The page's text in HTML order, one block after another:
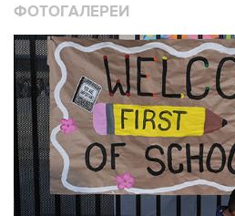
ФОТОГАЛЕРЕИ